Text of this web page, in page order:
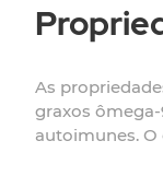
As
graxos
autoimunes.